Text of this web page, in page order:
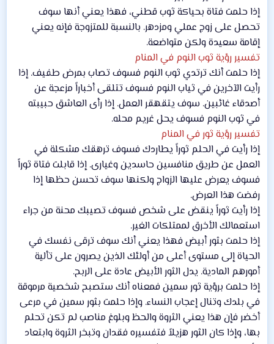
إذا حلمت فتاة بحياكة ثوب قطني، فهذا يعني أنها سوف
تحصل على زوج عملي ومزدهر. بالنسبة للمتزوجة فإنه يعني
إقامة سعيدة ولكن متواضعة.
تفسير رؤية ثوب النوم في المنام
إذا حلمت أنك ترتدي ثوب النوم فسوف تصاب بمرض طفيف. إذا
رأيت الآخرين في ثياب النوم فسوف تتلقى أخباراً مزعجة عن
أصدقاء غائبين. سوف يتقهقر العمل. إذا رأى العاشق حبيبته
في ثوب النوم فسوف يحل غريم محله.
تفسير رؤية ثور في المنام
إذا رأيت في الحلم ثوراً يطاردك فسوف ترهقك مشكلة في
العمل عن طريق منافسين حاسدين وغيارى. إذا قابلت فتاة ثوراً
فسوف يعرض عليها الزواج ولكنها سوف تحسن حظها إذا
رفضت هذا العرض.
إذا رأيت ثوراً ينقض على شخص فسوف تصيبك محنة من جراء
استعمالك الأخرق لممتلكات الغير.
إذا حلمت بثور أبيض فهذا يعني أنك سوف ترقى نفسك في
الحياة إلى مستوى أعلى من أولئك الذين يصرون على تألية
أمورهم المادية. يدل الثور الأبيض عادة على الربح.
إذا حلمت برؤية ثور سمين فمعناه أنك ستصبح شخصية مرموقة
في بلدك وتنال إعجاب النساء. وإذا حلمت بثور سمين في مرعى
أخضر فإن هذا يعني الثروة والحظ وبلوغ مناصب لم تكن تحلم
بها، وإذا كان الثور هزيلاً فتفسيره فقدان وتبخر الثروة وابتعاد